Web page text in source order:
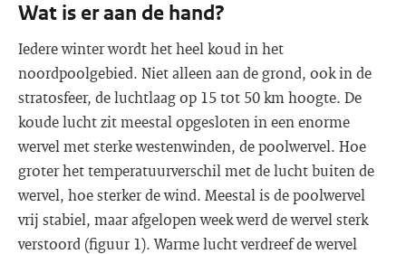
Wat is er aan de hand?
Iedere winter wordt het heel koud in het
noordpoolgebied. Niet alleen aan de grond, ook in de
stratosfeer, de luchtlaag op 15 tot 50 km hoogte. De
koude lucht zit meestal opgesloten in een enorme
wervel met sterke westenwinden, de poolwervel. Hoe
groter het temperatuurverschil met de lucht buiten de
wervel, hoe sterker de wind. Meestal is de poolwervel
vrij stabiel, maar afgelopen week werd de wervel sterk
verstoord (figuur 1). Warme lucht verdreef de wervel